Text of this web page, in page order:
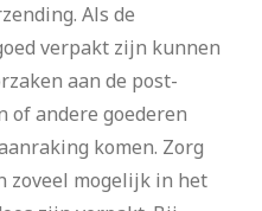
Als de
verpakt zijn kunnen
aan de post-
of andere goederen
komen. Zorg
zoveel mogelijk in het